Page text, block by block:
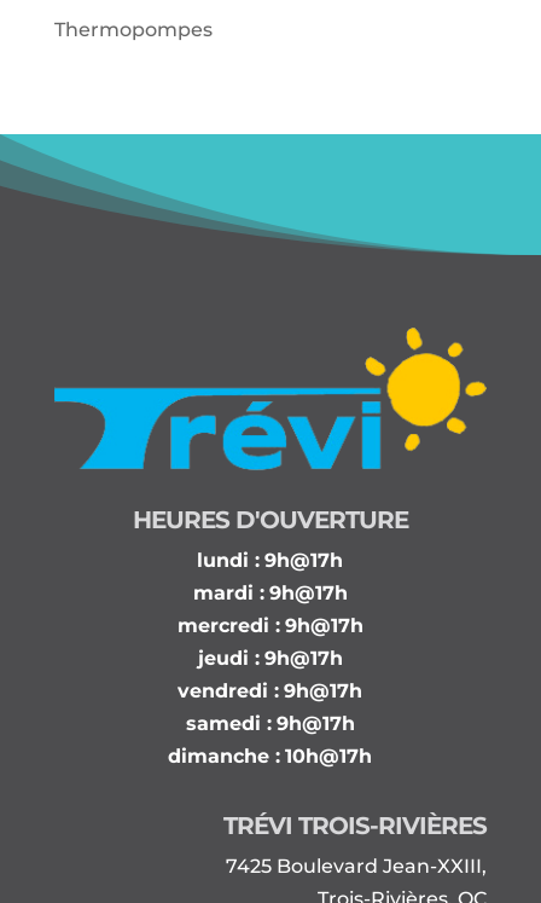
Thermopompes
HEURES D'OUVERTURE
lundi : 9h@17h
mardi : 9h@17h
mercredi : 9h@17h
jeudi : 9h@17h
vendredi : 9h@17h
samedi : 9h@17h
dimanche : 10h@17h
TRÉVI TROIS-RIVIÈRES
7425 Boulevard Jean-XXIII,